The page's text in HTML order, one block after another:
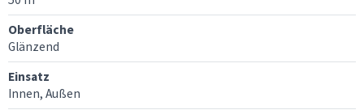
Oberfläche
Glänzend
Einsatz
Innen, Außen